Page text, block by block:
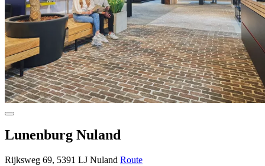
Lunenburg Nuland
Rijksweg 69, 5391 LJ Nuland Route